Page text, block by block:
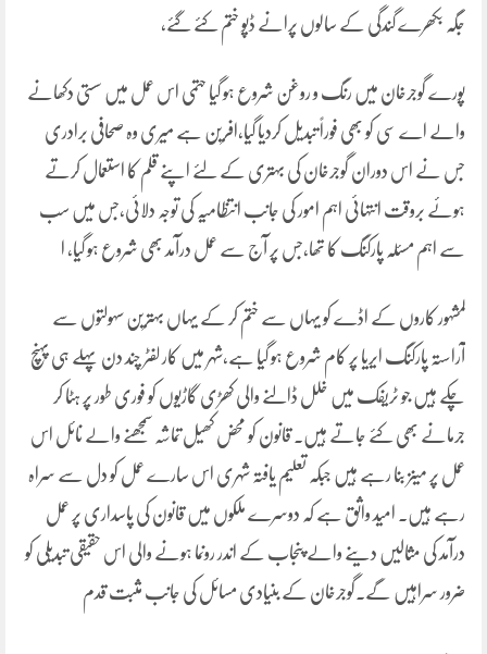
جگہ بکھرے گندگی کے سالوں پرانے ڈپو ختم کئے گئے،
پورے گوجرخان میں رنگ و روغن شروع ہو گیا حتمی اس عمل میں سستی دکھانے
والے اے سی کو بھی فوراً تبدیل کردیا گیا،افرین ہے میری وہ صحافی برادری
جس نے اس دوران گوجرخان کی بہتری کے لئے اپنے قلم کا استعمال کرتے
ہوئے بروقت انتہائی اہم امور کی جانب انتظامیہ کی توجہ دلائی،جس میں سب
سے اہم مسئلہ پارکنگ کا تھا،جس پر آج سے عمل درآمد بھی شروع ہو گیا، ا
لمشہور کاروں کے اڈے کو یہاں سے ختم کر کے یہاں بہترین سہولتوں سے
آراستہ پارکنگ ایریا پر کام شروع ہو گیا ہے،شہر میں کار لفٹر چند دن پہلے ہی پہنچ
چکے ہیں جو ٹریفک میں خلل ڈالنے والی کھڑی گاڑیوں کو فوری طور پر ہٹا کر
جرمانے بھی کئے جاتے ہیں۔ قانون کو محض کھیل تماشہ سمجھنے والے نائل اس
عمل پر مینز بنا رہے ہیں جبکہ تعلیم یافتہ شہری اس سارے عمل کو دل سے سراہ
رہے ہیں۔ امید واثق ہے کہ دوسرے ملکوں میں قانون کی پاسداری پر عمل
درآمد کی مثالیں دینے والے پنجاب کے اندر رونما ہونے والی اس حقیقی تبدیلی کو
ضرور سراہیں گے۔گوجرخان کے بنیادی مسائل کی جانب مثبت قدم